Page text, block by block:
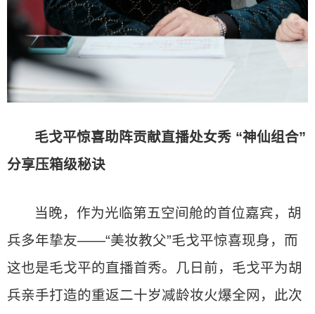
毛戈平惊喜助阵贡献直播处女秀 “神仙组合”
分享压箱级秘诀
当晚，作为光临第五空间舱的首位嘉宾，胡
兵多年挚友——“美妆教父”毛戈平惊喜现身，而
这也是毛戈平的直播首秀。几日前，毛戈平为胡
兵亲手打造的重返二十岁减龄妆火爆全网，此次